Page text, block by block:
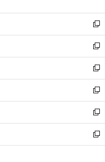
開
く
ウ
で
開
く
ン
ド
ウ
で
開
く
新
し
い
ウ
ィ
ン
ド
ウ
で
開
く
新
し
い
ウ
ィ
ン
ド
ウ
で
開
新
し
い
ウ
ィ
ン
ド
ウ
新
し
い
ウ
ィ
ン
新
し
い
ウ
新
し